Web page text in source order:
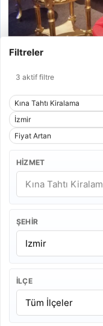
Filtreler
3 aktif filtre
Kına Tahtı Kiralama
İzmir
Fiyat Artan
HIZMET
ŞEHIR
İLÇE
Kti-3504